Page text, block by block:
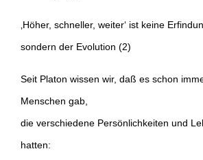
‚Höher, schneller, weiter‘ ist keine
sondern der Evolution (2)
Seit Platon wissen wir, daß es schon
Menschen gab,
die verschiedene Persönlichkeiten und
hatten: